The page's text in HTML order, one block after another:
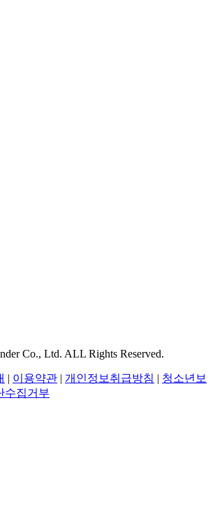
Co., Ltd. ALL Rights Reserved.
| 이용약관 | 개인정보취급방침 | 청소년보
수집거부